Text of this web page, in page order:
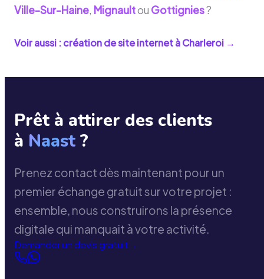
Ville-Sur-Haine, Mignaultou Gottignies?
Voir aussi : création de site internet àCharleroi →
Prêt à attirer des clients
à Naast ?
Prenez contact dès maintenant pour un
premier échange gratuit sur votre projet :
ensemble, nous construirons la présence
digitale qui manquait à votre activité.
Demander un devis gratuit→